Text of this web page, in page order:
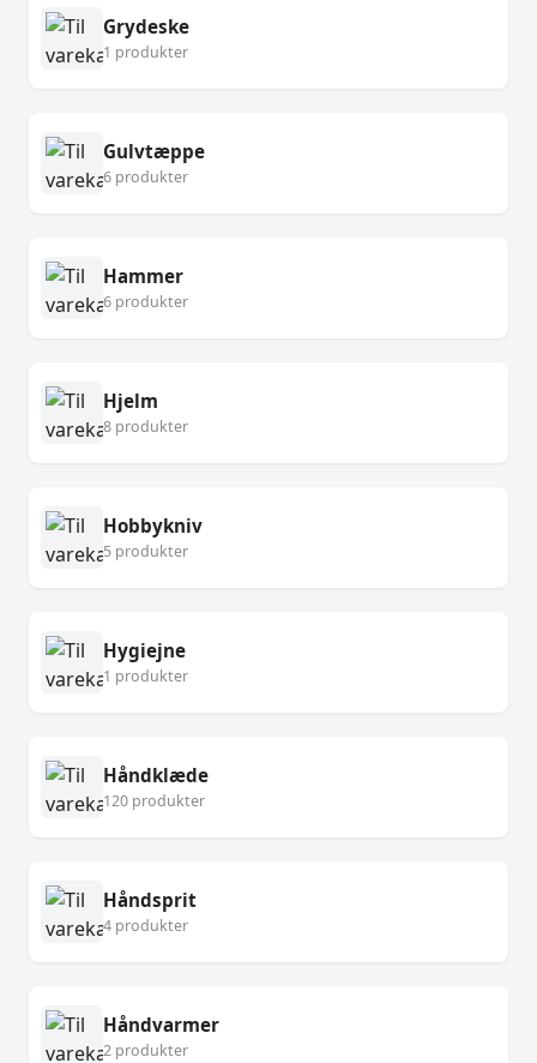
Grydeske
1 produkter
Gulvtæppe
6 produkter
Hammer
6 produkter
Hjelm
8 produkter
Hobbykniv
5 produkter
Hygiejne
1 produkter
Håndklæde
120 produkter
Håndsprit
4 produkter
Håndvarmer
2 produkter